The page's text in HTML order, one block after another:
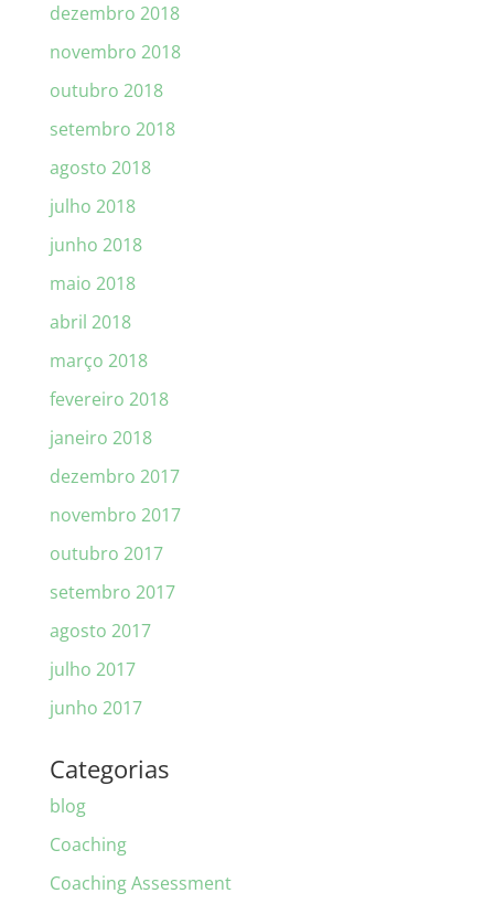
dezembro 2018
novembro 2018
outubro 2018
setembro 2018
agosto 2018
julho 2018
junho 2018
maio 2018
abril 2018
março 2018
fevereiro 2018
janeiro 2018
dezembro 2017
novembro 2017
outubro 2017
setembro 2017
agosto 2017
julho 2017
junho 2017
Categorias
blog
Coaching
Coaching Assessment